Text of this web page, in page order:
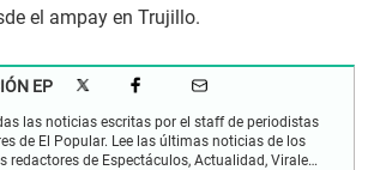
el ampay en Trujillo.
EP
las noticias escritas por el staff de periodistas
de El Popular. Lee las últimas noticias de los
redactores de Espectáculos, Actualidad, Virales,